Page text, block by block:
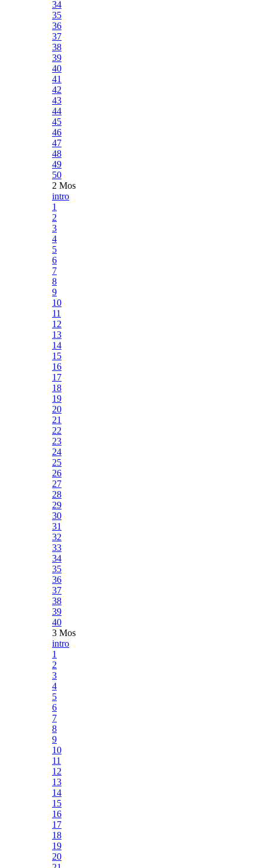
34
35
36
37
38
39
40
41
42
43
44
45
46
47
48
49
50
2 Mos
intro
1
2
3
4
5
6
7
8
9
10
11
12
13
14
15
16
17
18
19
20
21
22
23
24
25
26
27
28
29
30
31
32
33
34
35
36
37
38
39
40
3 Mos
intro
1
2
3
4
5
6
7
8
9
10
11
12
13
14
15
16
17
18
19
20